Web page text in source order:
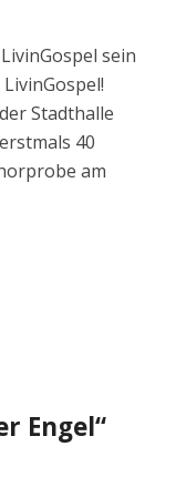
sein
Stadthalle
40
am
Engel“